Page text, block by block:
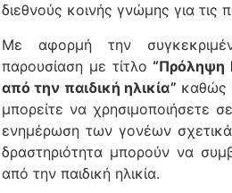
διεθνούς κοινής γνώμης για τις
Με αφορμή την
παρουσίαση με τίτλο“Πρόληψη
από την παιδική ηλικία” καθώς
μπορείτε να χρησιμοποιήσετε
ενημέρωση των γονέων
δραστηριότητα μπορούν να
από την παιδική ηλικία.